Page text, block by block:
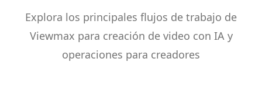
Explora los principales flujos de trabajo de
Viewmax para creación de video con IA y
operaciones para creadores